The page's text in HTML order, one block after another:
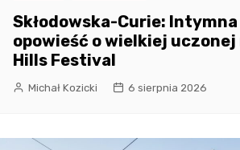
Skłodowska-Curie: Intymna
opowieść o wielkiej uczonej
Hills Festival
Michał Kozicki 6 sierpnia 2026